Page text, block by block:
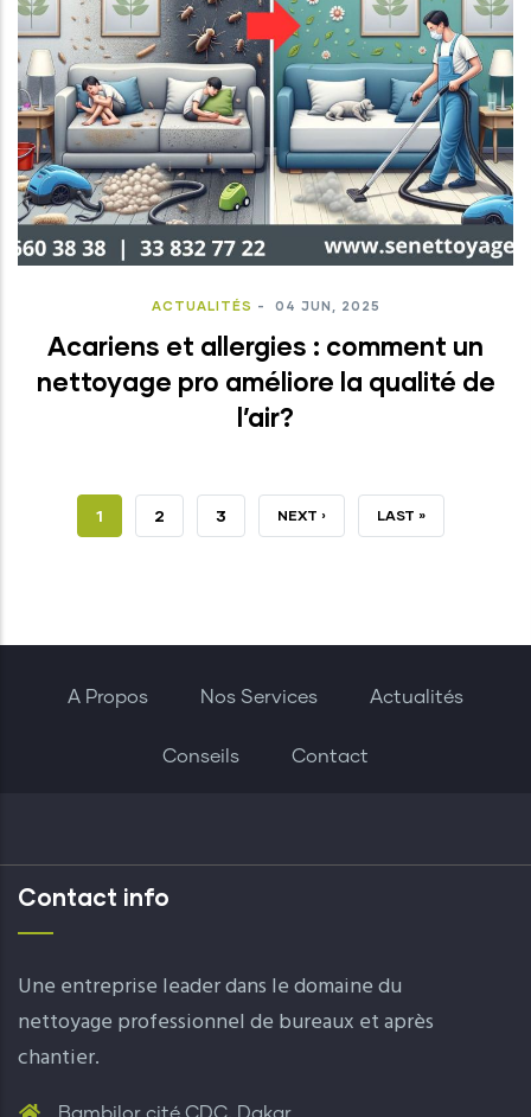
ACTUALITÉS - 04 JUN, 2025
Acariens et allergies : comment un
nettoyage pro améliore la qualité de
l’air?
PAGE
1 PAGE
2 PAGE
3 PAGE
NEXT › DERNIÈRE
LAST »
A Propos Nos Services Actualités
Conseils Contact
Contact info
Une entreprise leader dans le domaine du
nettoyage professionnel de bureaux et après
chantier.